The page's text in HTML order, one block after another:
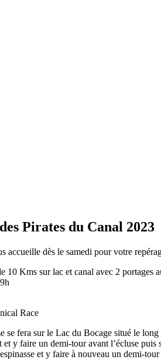
Pirates du Canal 2023
accueille dès le samedi pour votre
10 Kms sur lac et canal avec 2 portages
Race
se fera sur le Lac du Bocage situé le
et y faire un demi-tour avant l’écluse puis
et y faire à nouveau un demi-